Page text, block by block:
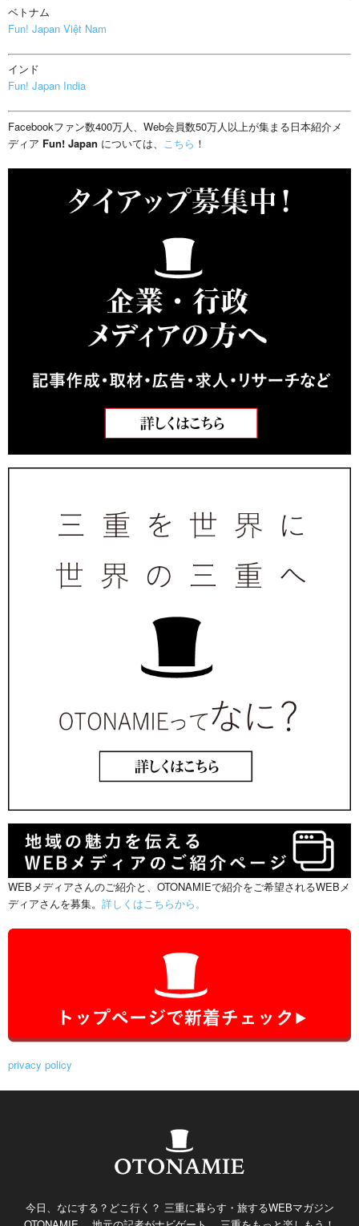
ベトナム
Fun! Japan Việt Nam
インド
Fun! Japan India
Facebookファン数400万人、Web会員数50万人以上が集まる日本紹介メ
ディア Fun! Japan については、 こちら ！
WEBメディアさんのご紹介と、OTONAMIEで紹介をご希望されるWEBメ
ディアさんを募集。 詳しくはこちらから。
privacy policy
今日、なにする？どこ行く？ 三重に暮らす・旅するWEBマガジン